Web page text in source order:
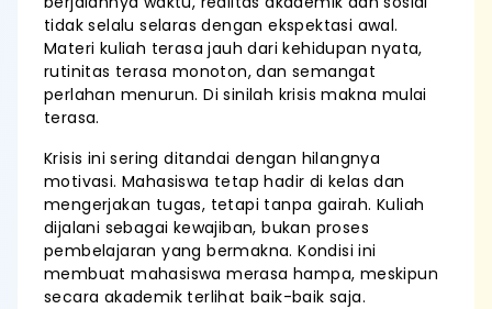
tidak selalu selaras dengan ekspektasi awal.
Materi kuliah terasa jauh dari kehidupan nyata,
rutinitas terasa monoton, dan semangat
perlahan menurun. Di sinilah krisis makna mulai
terasa.
Krisis ini sering ditandai dengan hilangnya
motivasi. Mahasiswa tetap hadir di kelas dan
mengerjakan tugas, tetapi tanpa gairah. Kuliah
dijalani sebagai kewajiban, bukan proses
pembelajaran yang bermakna. Kondisi ini
membuat mahasiswa merasa hampa, meskipun
secara akademik terlihat baik-baik saja.